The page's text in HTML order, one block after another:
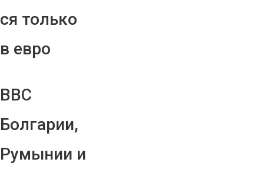
ся только
в евро
ВВС
Болгарии,
Румынии и